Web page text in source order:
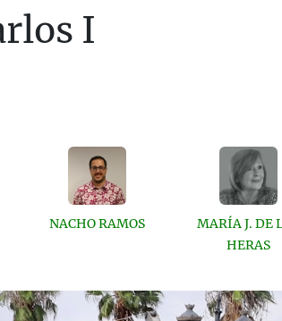
I
NACHO RAMOS
MARÍA J. DE
HERAS